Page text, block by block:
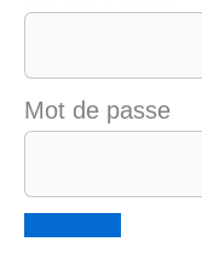
Mot de passe